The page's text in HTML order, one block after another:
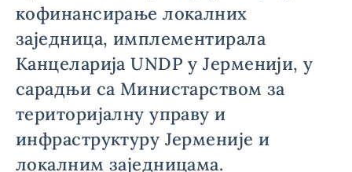
кофинансирање локалних
заједница, имплементирала
Канцеларија UNDP у Јерменији, у
сарадњи са Министарством за
територијалну управу и
инфраструктуру Јерменије и
локалним заједницама.